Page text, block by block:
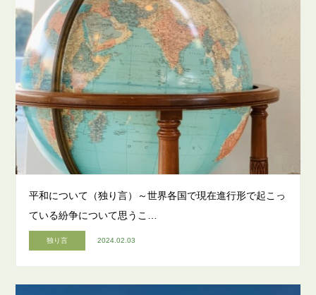
平和について（独り言）～世界各国で現在進行形で起こっ
ている紛争について思うこ…
独り言 2024.02.03